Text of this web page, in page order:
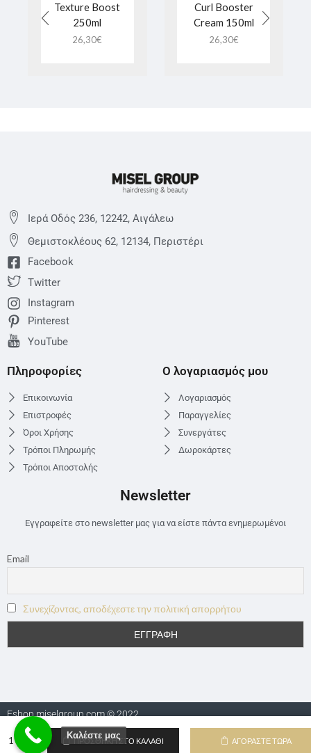
Texture Boost
250ml
26,30€
Curl Booster
Cream 150ml
26,30€
ΠΡΟΣΘΉΚΗ ΣΤΟ ΚΑΛΆΘΙ ΑΓΟΡΆΣΤΕ ΤΏΡΑ
Ιερά Οδός 236, 12242, Αιγάλεω
Θεμιστoκλέους 62, 12134, Περιστέρι
Facebook
Twitter
Instagram
Pinterest
YouTube
Πληροφορίες
Επικοινωνία
Επιστροφές
Όροι Χρήσης
Τρόποι Πληρωμής
Τρόποι Αποστολής
Ο λογαριασμός μου
Λογαριασμός
Παραγγελίες
Συνεργάτες
Δωροκάρτες
Newsletter
Εγγραφείτε στο newsletter μας για να είστε πάντα ενημερωμένοι
Email
Συνεχίζοντας, αποδέχεστε την πολιτική απορρήτου
Eshop.miselgroup.com © 2022
Καλέστε μας